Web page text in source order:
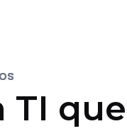
TI que